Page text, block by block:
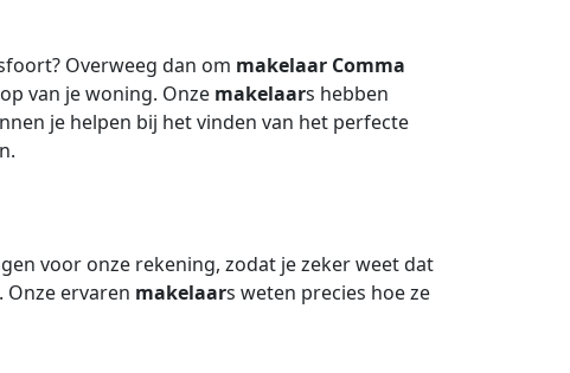
Overweeg dan om makelaar Comma
van je woning. Onze makelaars hebben
je helpen bij het vinden van het perfecte
voor onze rekening, zodat je zeker weet dat
Onze ervaren makelaars weten precies hoe ze